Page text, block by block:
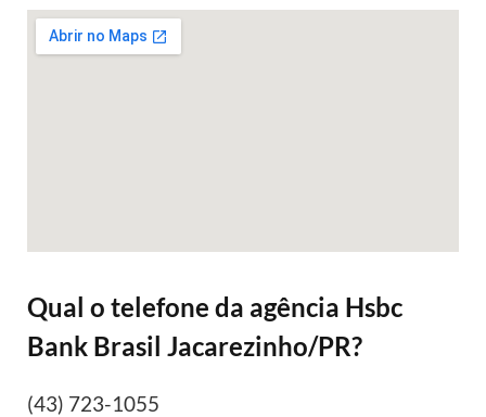
Qual o telefone da agência Hsbc
Bank Brasil Jacarezinho/PR?
(43) 723-1055